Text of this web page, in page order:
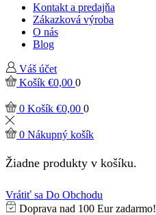
Kontakt a predajňa
Zákazková výroba
O nás
Blog
Váš účet
Košík €0,00 0
0 Košík €0,00 0
0 Nákupný košík
Žiadne produkty v košíku.
Vrátiť sa Do Obchodu
Doprava nad 100 Eur zadarmo!